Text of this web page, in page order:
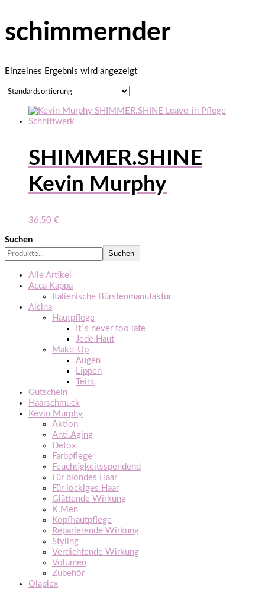
schimmernder
Einzelnes Ergebnis wird angezeigt
SHIMMER.SHINE
Kevin Murphy
36,50 €
Suchen
Suchen
Alle Artikel
Acca Kappa
Italienische Bürstenmanufaktur
Alcina
Hautpflege
It´s never too late
Jede Haut
Make-Up
Augen
Lippen
Teint
Gutschein
Haarschmuck
Kevin Murphy
Aktion
Anti.Aging
Detox
Farbpflege
Feuchtigkeitsspendend
Für blondes Haar
Für lockiges Haar
Glättende Wirkung
K.Men
Kopfhautpflege
Reparierende Wirkung
Styling
Verdichtende Wirkung
Volumen
Zubehör
Olaplex